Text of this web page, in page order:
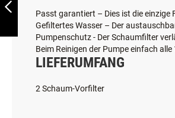
ZURÜCK
Passt garantiert – Dies ist die
Gefiltertes Wasser – Der
Pumpenschutz - Der Schaumfilter
Beim Reinigen der Pumpe einfach
LIEFERUMFANG
2 Schaum-Vorfilter